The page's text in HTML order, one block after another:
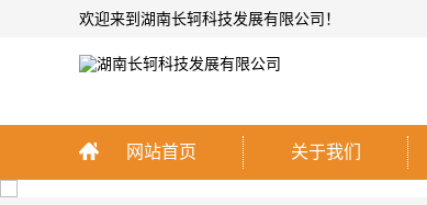
欢迎来到湖南长轲科技发展有限公司！
网站首页 关于我们